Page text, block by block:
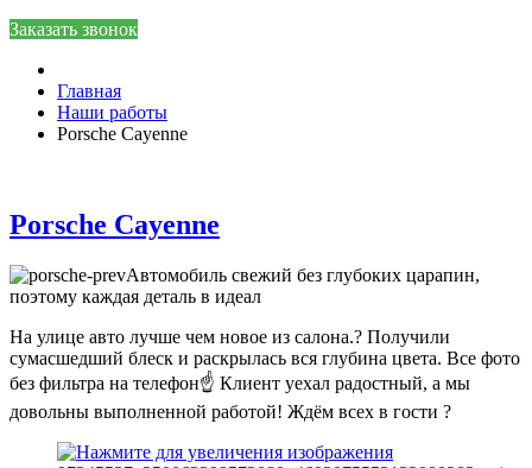
Заказать звонок
Главная
Наши работы
Porsche Cayenne
Porsche Cayenne
Автомобиль свежий без глубоких царапин,
поэтому каждая деталь в идеал
На улице авто лучше чем новое из салона.? Получили
сумасшедший блеск и раскрылась вся глубина цвета. Все фото
без фильтра на телефон☝️ Клиент уехал радостный, а мы
довольны выполненной работой! Ждём всех в гости ?